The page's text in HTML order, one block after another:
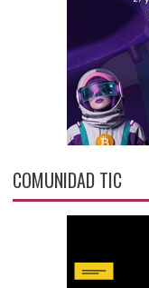
COMUNIDAD TIC